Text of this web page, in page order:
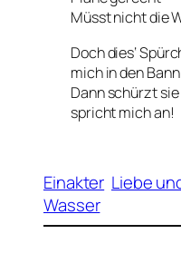
Müsst nicht die
Doch dies‘
mich in den
Dann schürzt
spricht mich an!
Einakter Liebe
Wasser